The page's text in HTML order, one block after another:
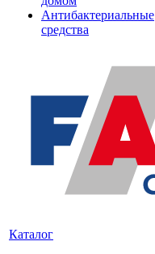
Антибактериальные
средства
Каталог